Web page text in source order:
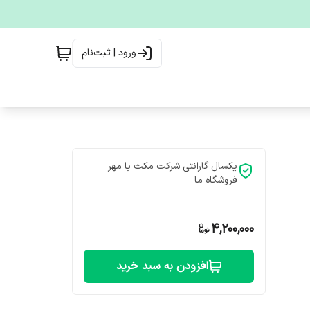
ورود | ثبت‌نام
یکسال گارانتی شرکت مکث با مهر
فروشگاه ما
4,200,000
افزودن به سبد خرید